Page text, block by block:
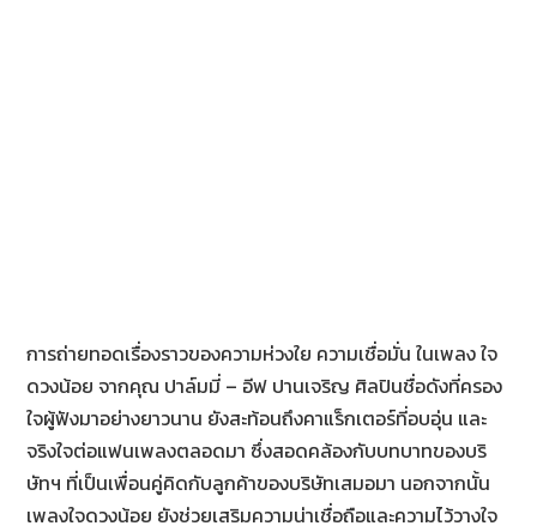
การถ่ายทอดเรื่องราวของความห่วงใย ความเชื่อมั่น ในเพลง ใจ
ดวงน้อย จากคุณ ปาล์มมี่ – อีฟ ปานเจริญ ศิลปินชื่อดังที่ครอง
ใจผู้ฟังมาอย่างยาวนาน ยังสะท้อนถึงคาแร็กเตอร์ที่อบอุ่น และ
จริงใจต่อแฟนเพลงตลอดมา ซึ่งสอดคล้องกับบทบาทของบริ
ษัทฯ ที่เป็นเพื่อนคู่คิดกับลูกค้าของบริษัทเสมอมา นอกจากนั้น
เพลงใจดวงน้อย ยังช่วยเสริมความน่าเชื่อถือและความไว้วางใจ